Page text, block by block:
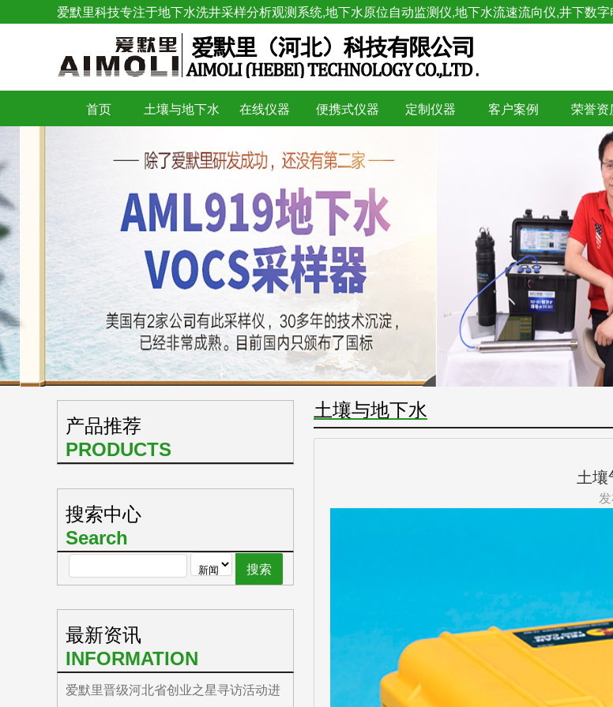
爱默里科技专注于地下水洗井采样分析观测系统,地下水原位自动监测仪,地下水流速流向仪,井下数
首页 土壤与地下水 在线仪器 便携式仪器 定制仪器 客户案例 荣誉资
产品推荐
PRODUCTS
搜索中心
Search
最新资讯
INFORMATION
爱默里晋级河北省创业之星寻访活动进
土壤与地下水
土壤